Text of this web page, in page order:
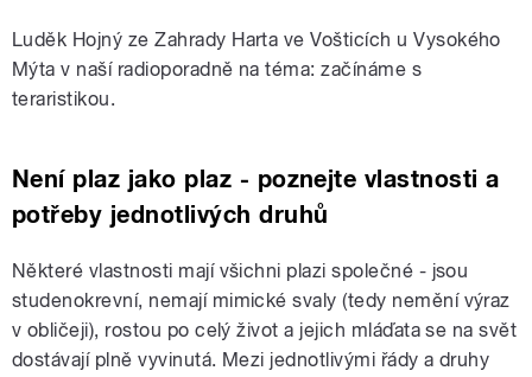
Luděk Hojný ze Zahrady Harta ve Vošticích u Vysokého
Mýta v naší radioporadně na téma: začínáme s
teraristikou.
Není plaz jako plaz - poznejte vlastnosti a
potřeby jednotlivých druhů
Některé vlastnosti mají všichni plazi společné - jsou
studenokrevní, nemají mimické svaly (tedy nemění výraz
v obličeji), rostou po celý život a jejich mláďata se na svět
dostávají plně vyvinutá. Mezi jednotlivými řády a druhy